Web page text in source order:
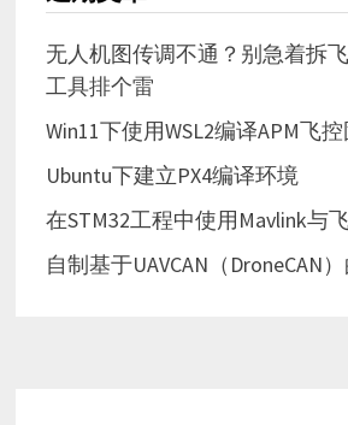
无人机图传调不通？别急着拆
工具排个雷
Win11下使用WSL2编译APM飞
Ubuntu下建立PX4编译环境
在STM32工程中使用Mavlink与
自制基于UAVCAN（DroneCAN